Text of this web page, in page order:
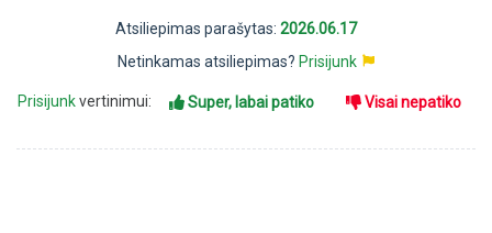
Atsiliepimas parašytas: 2026.06.17
Netinkamas atsiliepimas? Prisijunk
Prisijunkvertinimui: Super, labai patiko Visai nepatiko